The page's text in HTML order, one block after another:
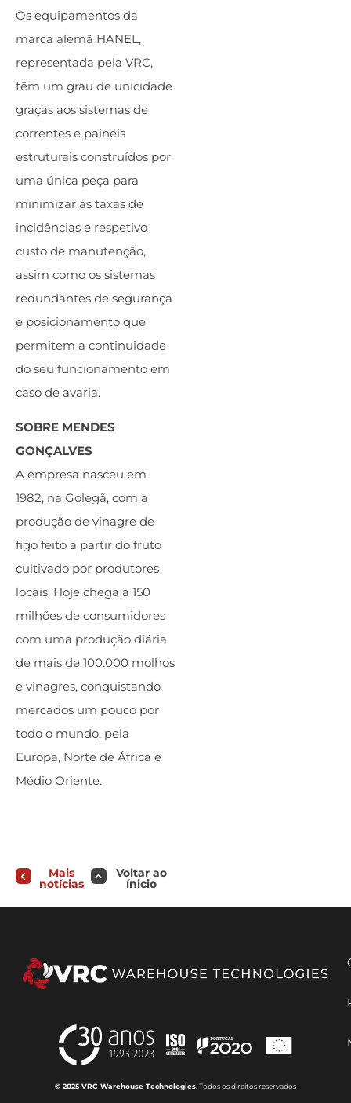
Os equipamentos da
marca alemã HANEL,
representada pela VRC,
têm um grau de unicidade
graças aos sistemas de
correntes e painéis
estruturais construídos por
uma única peça para
minimizar as taxas de
incidências e respetivo
custo de manutenção,
assim como os sistemas
redundantes de segurança
e posicionamento que
permitem a continuidade
do seu funcionamento em
caso de avaria.
SOBRE MENDES
GONÇALVES
A empresa nasceu em
1982, na Golegã, com a
produção de vinagre de
figo feito a partir do fruto
cultivado por produtores
locais. Hoje chega a 150
milhões de consumidores
com uma produção diária
de mais de 100.000 molhos
e vinagres, conquistando
mercados um pouco por
todo o mundo, pela
Europa, Norte de África e
Médio Oriente.
Mais
notícias
Voltar ao
ínicio
© 2025 VRC Warehouse Technologies.Todos os direitos reservados